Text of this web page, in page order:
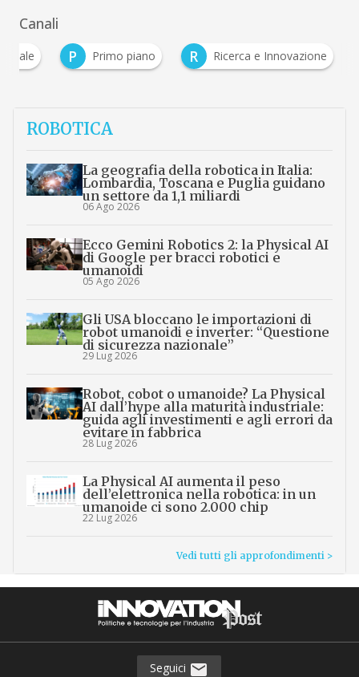
Canali
P Primo piano R Ricerca e Innovazione
ROBOTICA
La geografia della robotica in Italia:
Lombardia, Toscana e Puglia guidano
un settore da 1,1 miliardi
06 Ago 2026
Ecco Gemini Robotics 2: la Physical AI
di Google per bracci robotici e
umanoidi
05 Ago 2026
Gli USA bloccano le importazioni di
robot umanoidi e inverter: “Questione
di sicurezza nazionale”
29 Lug 2026
Robot, cobot o umanoide? La Physical
AI dall’hype alla maturità industriale:
guida agli investimenti e agli errori da
evitare in fabbrica
28 Lug 2026
La Physical AI aumenta il peso
dell’elettronica nella robotica: in un
umanoide ci sono 2.000 chip
22 Lug 2026
Vedi tutti gli approfondimenti >
Seguici